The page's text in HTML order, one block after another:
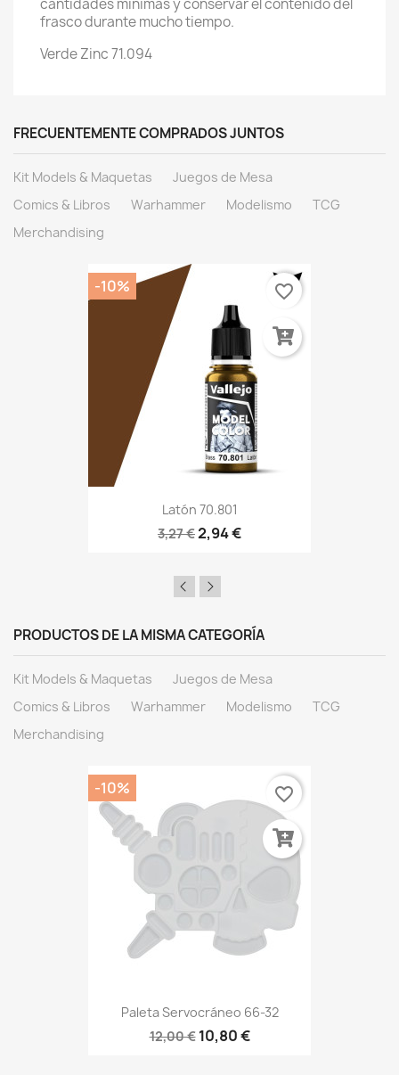
cantidades mínimas y conservar el contenido del
frasco durante mucho tiempo.
Verde Zinc 71.094
FRECUENTEMENTE COMPRADOS JUNTOS
Kit Models & Maquetas
Juegos de Mesa
Comics & Libros
Warhammer Modelismo
TCG
Merchandising
Latón 70.801
3,27 €2,94 €
-10% favorite_border
PRODUCTOS DE LA MISMA CATEGORÍA
Kit Models & Maquetas
Juegos de Mesa
Comics & Libros
Warhammer Modelismo
TCG
Merchandising
Paleta Servocráneo 66-32
12,00 € 10,80 €
-10% favorite_border